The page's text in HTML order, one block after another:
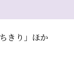
ちきり」ほか